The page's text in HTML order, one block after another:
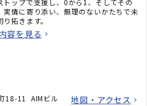
トップで支援し、0から1、そしてその
実情に寄り添い、無理のないかたちで未
拓きます。
容を見る
18-11 AIMビル
地図・アクセス